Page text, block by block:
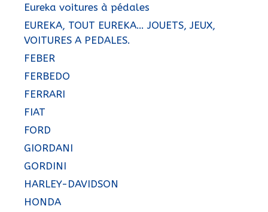
Eureka voitures à pédales
EUREKA, TOUT EUREKA… JOUETS, JEUX,
VOITURES A PEDALES.
FEBER
FERBEDO
FERRARI
FIAT
FORD
GIORDANI
GORDINI
HARLEY-DAVIDSON
HONDA